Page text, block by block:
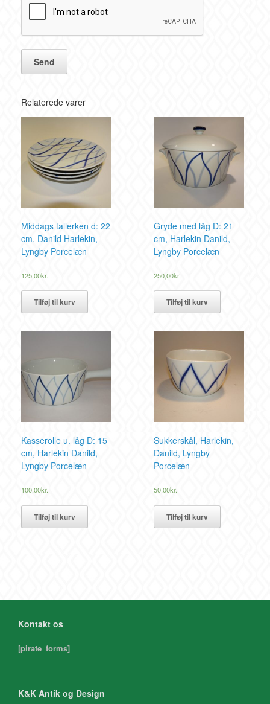
Relaterede varer
Middags tallerken d: 22
cm, Danild Harlekin,
Lyngby Porcelæn
125,00kr.
Tilføj til kurv
Gryde med låg D: 21
cm, Harlekin Danild,
Lyngby Porcelæn
250,00kr.
Tilføj til kurv
Kasserolle u. låg D: 15
cm, Harlekin Danild,
Lyngby Porcelæn
100,00kr.
Tilføj til kurv
Sukkerskål, Harlekin,
Danild, Lyngby
Porcelæn
50,00kr.
Tilføj til kurv
Kontakt os
[pirate_forms]
K&K Antik og Design